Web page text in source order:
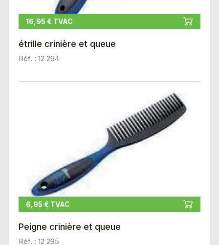
16,95 € TVAC
étrille crinière et queue
Réf. : 12 294
6,95 € TVAC
Peigne crinière et queue
Réf. : 12 295